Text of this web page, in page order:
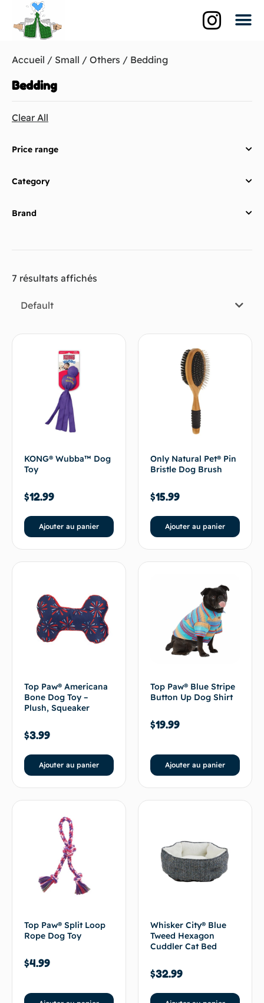
Accueil / Small / Others / Bedding
Bedding
Clear All
Price range
Category
Brand
7 résultats affichés
Default
KONG® Wubba™ Dog
Toy
$12.99
Ajouter au panier
Only Natural Pet® Pin
Bristle Dog Brush
$15.99
Ajouter au panier
Top Paw® Americana
Bone Dog Toy –
Plush, Squeaker
$3.99
Ajouter au panier
Top Paw® Blue Stripe
Button Up Dog Shirt
$19.99
Ajouter au panier
Top Paw® Split Loop
Rope Dog Toy
$4.99
Whisker City® Blue
Tweed Hexagon
Cuddler Cat Bed
$32.99